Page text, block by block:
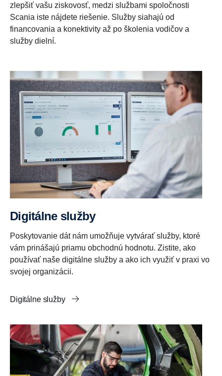
zlepšiť vašu ziskovosť, medzi službami spoločnosti
Scania iste nájdete riešenie. Služby siahajú od
financovania a konektivity až po školenia vodičov a
služby dielní.
Digitálne služby
Poskytovanie dát nám umožňuje vytvárať služby, ktoré
vám prinášajú priamu obchodnú hodnotu. Zistite, ako
používať naše digitálne služby a ako ich využiť v praxi vo
svojej organizácii.
Digitálne služby